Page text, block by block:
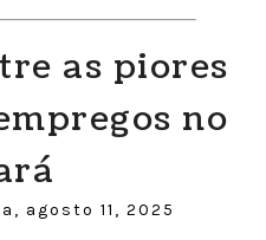
as piores
no
agosto 11, 2025